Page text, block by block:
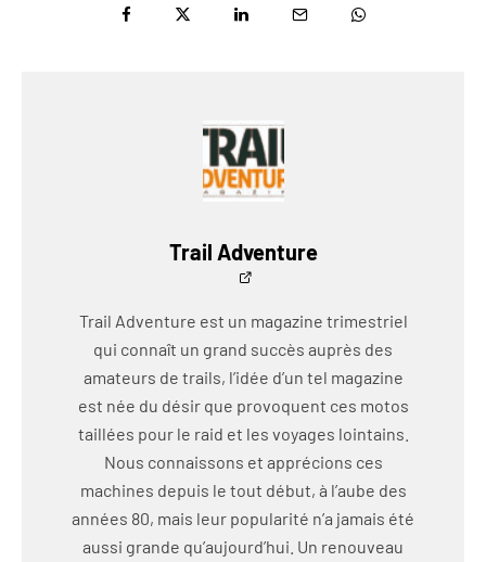
Trail Adventure
Trail Adventure est un magazine trimestriel
qui connaît un grand succès auprès des
amateurs de trails, l’idée d’un tel magazine
est née du désir que provoquent ces motos
taillées pour le raid et les voyages lointains.
Nous connaissons et apprécions ces
machines depuis le tout début, à l’aube des
années 80, mais leur popularité n’a jamais été
aussi grande qu’aujourd’hui. Un renouveau